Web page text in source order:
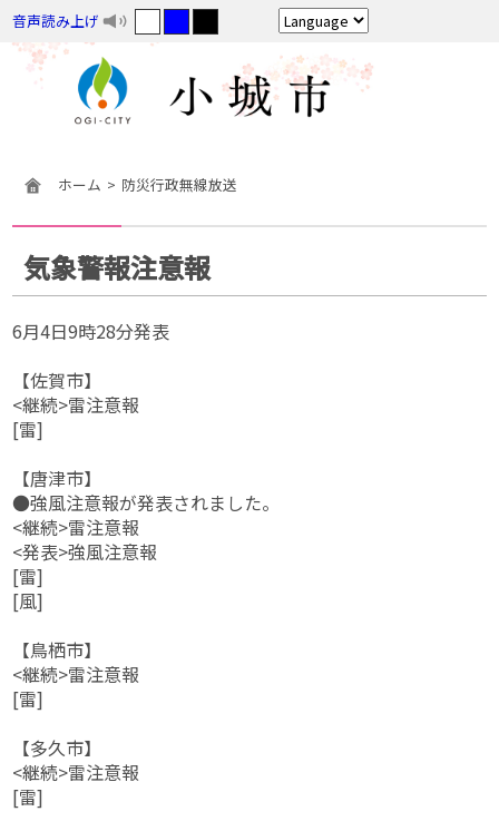
音声読み上げ
ホーム 防災行政無線放送
気象警報注意報
6月4日9時28分発表
【佐賀市】
<継続>雷注意報
[雷]
【唐津市】
●強風注意報が発表されました。
<継続>雷注意報
<発表>強風注意報
[雷]
[風]
【鳥栖市】
<継続>雷注意報
[雷]
【多久市】
<継続>雷注意報
[雷]